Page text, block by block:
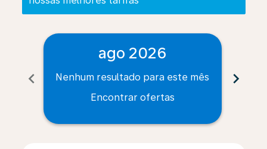
chevron_left
ago 2026
Nenhum resultado para este mês
Encontrar ofertas
chevron_right